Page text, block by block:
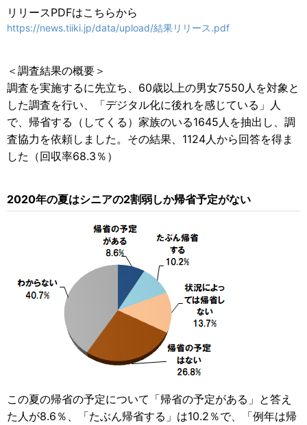
リリースPDFはこちらから
https://news.tiiki.jp/data/upload/結果リリース.pdf
＜調査結果の概要＞
調査を実施するに先立ち、60歳以上の男女7550人を対象と
した調査を行い、「デジタル化に後れを感じている」人
で、帰省する（してくる）家族のいる1645人を抽出し、調
査協力を依頼しました。その結果、1124人から回答を得ま
した（回収率68.3％）
2020年の夏はシニアの2割弱しか帰省予定がない
この夏の帰省の予定について「帰省の予定がある」と答え
た人が8.6％、「たぶん帰省する」は10.2％で、「例年は帰